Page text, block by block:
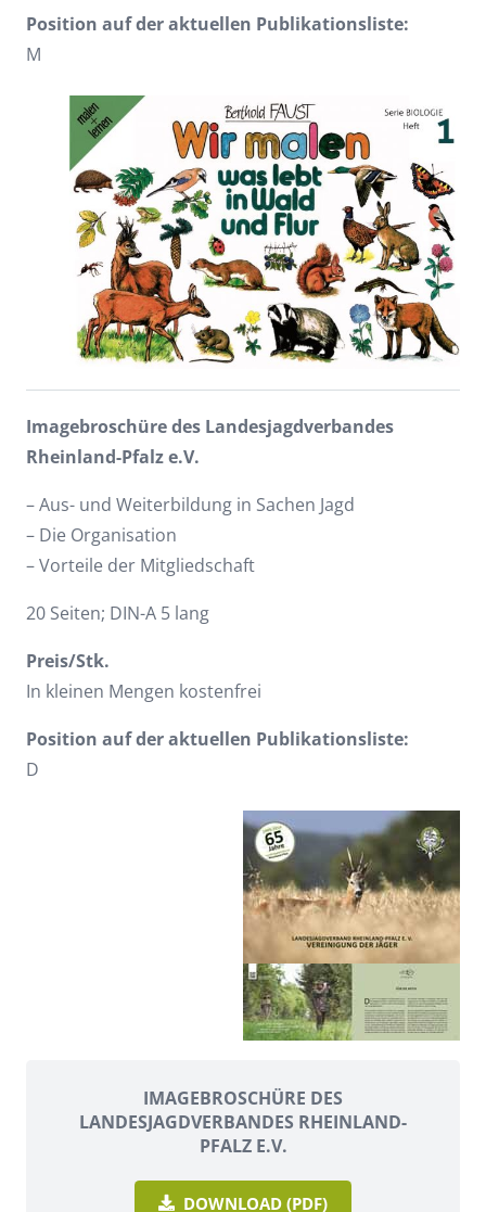
Position auf der aktuellen Publikationsliste:
M
Imagebroschüre des Landesjagdverbandes
Rheinland-Pfalz e.V.
– Aus- und Weiterbildung in Sachen Jagd
– Die Organisation
– Vorteile der Mitgliedschaft
20 Seiten; DIN-A 5 lang
Preis/Stk.
In kleinen Mengen kostenfrei
Position auf der aktuellen Publikationsliste:
D
IMAGEBROSCHÜRE DES
LANDESJAGDVERBANDES RHEINLAND-
PFALZ E.V.
DOWNLOAD (PDF)